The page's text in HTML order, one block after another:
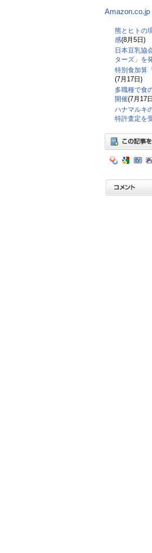
熊とヒトの
感(8月5日)
日本豆乳協
ターズ」を
特別食加算
(7月17日)
多職種で食
開催(7月17
ハナマルキ
特許査定を